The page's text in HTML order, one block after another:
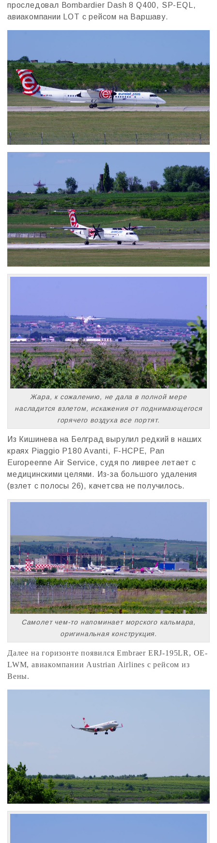
проследовал Bombardier Dash 8 Q400, SP-EQL,
авиакомпании LOT с рейсом на Варшаву.
Жара, к сожалению, не дала в полной мере
насладится взлетом, искажения от поднимающегося
горячего воздуха все портят.
Из Кишинева на Белград вырулил редкий в наших
краях Piaggio P180 Avanti, F-HCPE, Pan
Europeenne Air Service, cудя по ливрее летает с
медицинскими целями. Из-за большого удаления
(взлет с полосы 26), качетсва не получилось.
Самолет чем-то напоминает морского кальмара,
оригинальная конструкция.
Далее на горизонте появился Embraer ERJ-195LR, OE-
LWM, авиакомпании Austrian Airlines с рейсом из
Вены.